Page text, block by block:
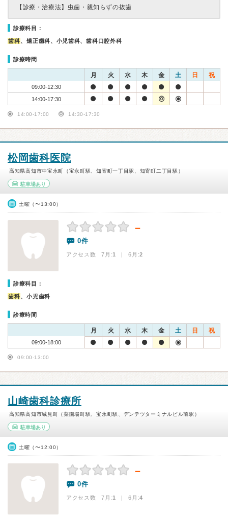
【診療・治療法】 虫歯・親知らずの抜歯
診療科目：
歯科、矯正歯科、小児歯科、歯科口腔外科
診療時間
月 火 水 木 金 土 日 祝
09:00-12:30
14:00-17:30
14:00-17:00 14:30-17:30
松岡歯科医院
高知県高知市中宝永町（宝永町駅、知寄町一丁目駅、知寄町二丁目駅）
駐車場あり
土曜（〜13:00）
－
0件
アクセス数 7月:1 | 6月:2
診療科目：
歯科、小児歯科
診療時間
月 火 水 木 金 土 日 祝
09:00-18:00
09:00-13:00
山崎歯科診療所
高知県高知市城見町（菜園場町駅、宝永町駅、デンテツターミナルビル前駅）
駐車場あり
土曜（〜12:00）
－
0件
アクセス数 7月:1 | 6月:4